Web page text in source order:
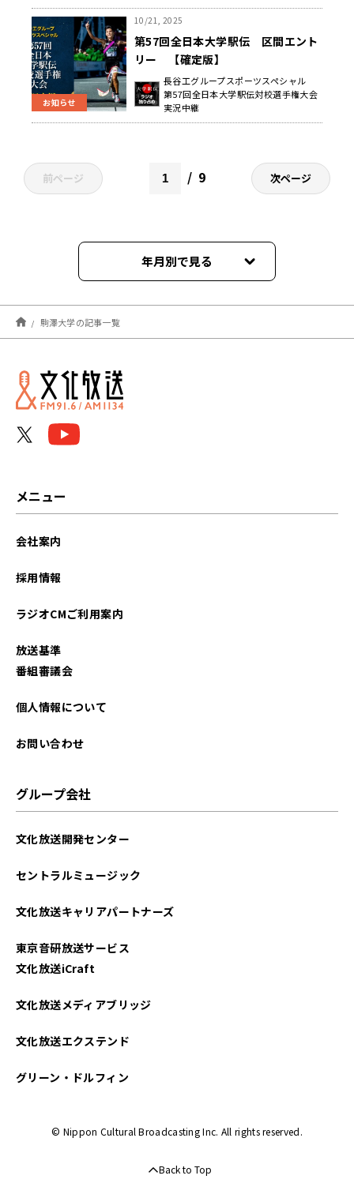
お知らせ
10/21, 2025
第57回全日本大学駅伝 区間エント
リー 【確定版】
長谷工グループスポーツスペシャル
第57回全日本大学駅伝対校選手権大会
実況中継
前ページ 9 次ページ
年月別で見る
2026年05月
2026年01月
2025年12月
2024年09月
2023年11月
2023年01月
2022年12月
2022年11月
駒澤大学の記事一覧
メニュー
会社案内
採用情報
ラジオCMご利用案内
放送基準
番組審議会
個人情報について
お問い合わせ
グループ会社
文化放送開発センター
セントラルミュージック
文化放送キャリアパートナーズ
東京音研放送サービス
文化放送iCraft
文化放送メディアブリッジ
文化放送エクステンド
グリーン・ドルフィン
© Nippon Cultural Broadcasting Inc. All rights reserved.
Back to Top